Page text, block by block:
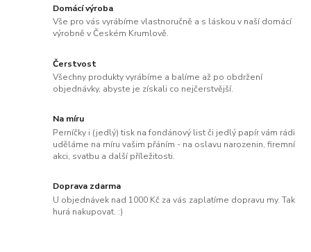
Domácí výroba
Vše pro vás vyrábíme vlastnoručně a s láskou v naší domácí
výrobně v Českém Krumlově.
Čerstvost
Všechny produkty vyrábíme a balíme až po obdržení
objednávky, abyste je získali co nejčerstvější.
Na míru
Perníčky i (jedlý) tisk na fondánový list či jedlý papír vám rádi
uděláme na míru vašim přáním - na oslavu narozenin, firemní
akci, svatbu a další příležitosti.
Doprava zdarma
U objednávek nad 1000 Kč za vás zaplatíme dopravu my. Tak
hurá nakupovat. :)